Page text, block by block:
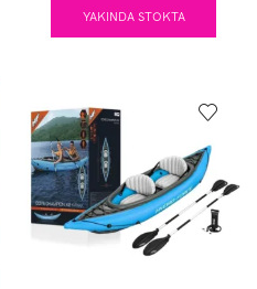
₺16.680,00.
YAKINDA STOKTA